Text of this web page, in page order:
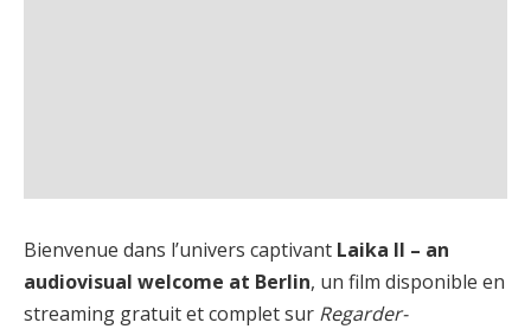
Bienvenue dans l’univers captivant Laika II – an
audiovisual welcome at Berlin, un film disponible en
streaming gratuit et complet sur Regarder-